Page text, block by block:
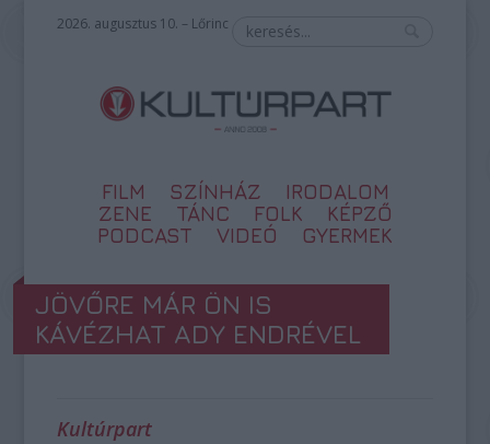
2026. augusztus 10. – Lőrinc
FILM SZÍNHÁZ
IRODALOM
ZENE
TÁNC FOLK
KÉPZŐ
PODCAST
VIDEÓ GYERMEK
JÖVŐRE MÁR ÖN IS
KÁVÉZHAT ADY ENDRÉVEL
Kultúrpart